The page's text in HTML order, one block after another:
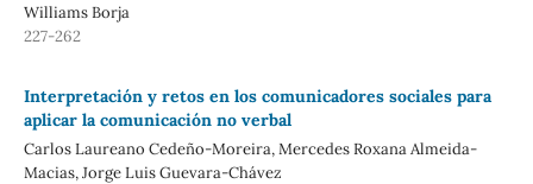
Williams Borja
227-262
Interpretación y retos en los comunicadores sociales para
aplicar la comunicación no verbal
Carlos Laureano Cedeño-Moreira, Mercedes Roxana Almeida-
Macias, Jorge Luis Guevara-Chávez